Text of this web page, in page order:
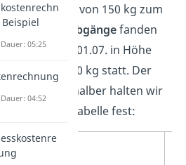
Lieferung
von 150 kg zum
von 3€/kg.
Abgängefanden
und am 01.07. in Höhe
110 kg und 200 kg statt. Der
halber halten wir
Infos in einer Tabelle fest:
05:25
04:52